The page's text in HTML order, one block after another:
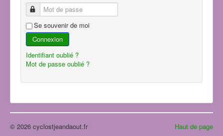
Mot de passe
Se souvenir de moi
Connexion
Identifiant oublié ?
Mot de passe oublié ?
Haut de page
© 2026 cyclostjeandaout.fr